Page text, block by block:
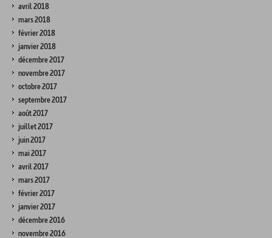
avril 2018
mars 2018
février 2018
janvier 2018
décembre 2017
novembre 2017
octobre 2017
septembre 2017
août 2017
juillet 2017
juin 2017
mai 2017
avril 2017
mars 2017
février 2017
janvier 2017
décembre 2016
novembre 2016